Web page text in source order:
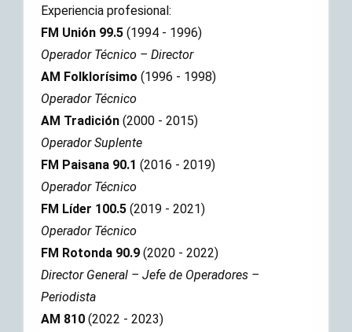
Experiencia profesional:
FM Unión 99.5 (1994 - 1996)
Operador Técnico – Director
AM Folklorísimo (1996 - 1998)
Operador Técnico
AM Tradición (2000 - 2015)
Operador Suplente
FM Paisana 90.1 (2016 - 2019)
Operador Técnico
FM Líder 100.5 (2019 - 2021)
Operador Técnico
FM Rotonda 90.9 (2020 - 2022)
Director General – Jefe de Operadores –
Periodista
AM 810 (2022 - 2023)